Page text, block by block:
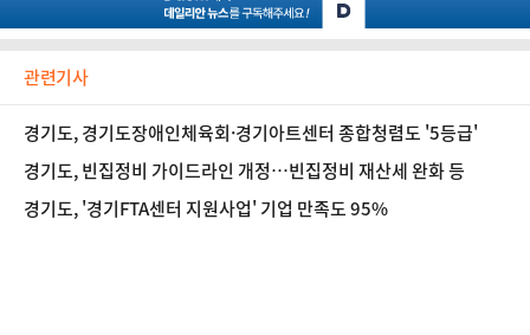
관련기사
경기도, 경기도장애인체육회·경기아트센터 종합청렴도 '5등급'
경기도, 빈집정비 가이드라인 개정…빈집정비 재산세 완화 등
경기도, '경기FTA센터 지원사업' 기업 만족도 95%